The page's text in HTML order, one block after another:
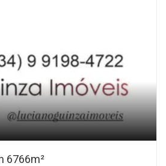
6766m²